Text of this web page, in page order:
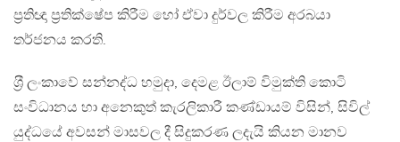
ප‍්‍රතිඥා ප‍්‍රතික්ෂේප කිරීම හෝ ඒවා දුර්වල කිරීම අරබයා
තර්ජනය කරති.
ශ‍්‍රී ලංකාවේ සන්නද්ධ හමුදා, දෙමළ ඊලාම් විමුක්ති කොටි
සංවිධානය හා අනෙකුත් කැරලිකාරී කණ්ඩායම් විසින්, සිවිල්
යුද්ධයේ අවසන් මාසවල දී සිදුකරණ ලදැයි කියන මානව